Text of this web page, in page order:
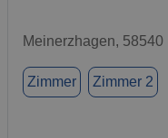
Meinerzhagen, 58540
Zimmer Zimmer 2